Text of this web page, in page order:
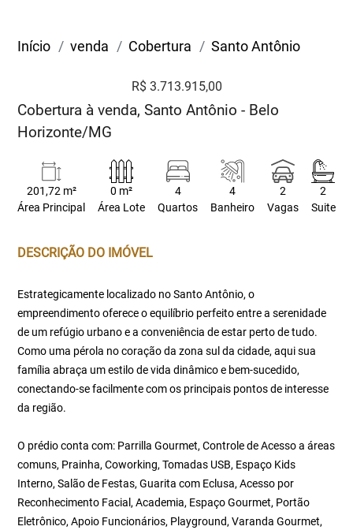
Início venda Cobertura Santo Antônio
R$ 3.713.915,00
Cobertura à venda, Santo Antônio - Belo
Horizonte/MG
201,72 m²
Área Principal
0 m²
Área Lote
4
Quartos
4
Banheiro
2
Vagas
2
Suite
DESCRIÇÃO DO IMÓVEL
Estrategicamente localizado no Santo Antônio, o
empreendimento oferece o equilíbrio perfeito entre a serenidade
de um refúgio urbano e a conveniência de estar perto de tudo.
Como uma pérola no coração da zona sul da cidade, aqui sua
família abraça um estilo de vida dinâmico e bem-sucedido,
conectando-se facilmente com os principais pontos de interesse
da região.
O prédio conta com: Parrilla Gourmet, Controle de Acesso a áreas
comuns, Prainha, Coworking, Tomadas USB, Espaço Kids
Interno, Salão de Festas, Guarita com Eclusa, Acesso por
Reconhecimento Facial, Academia, Espaço Gourmet, Portão
Eletrônico, Apoio Funcionários, Playground, Varanda Gourmet,